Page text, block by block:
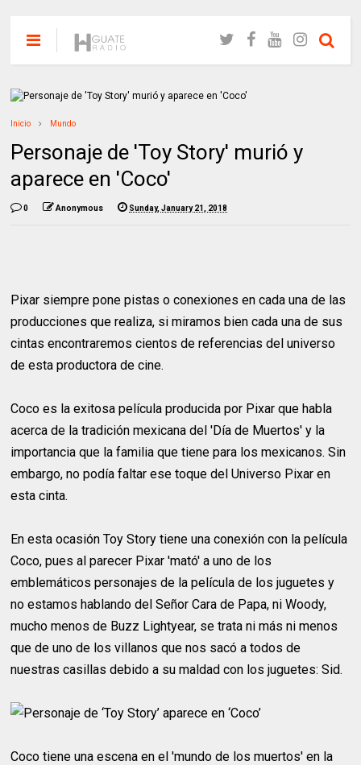
Inicio Mundo
Personaje de 'Toy Story' murió y
aparece en 'Coco'
0 Anonymous Sunday, January 21, 2018
Pixar siempre pone pistas o conexiones en cada una de las
producciones que realiza, si miramos bien cada una de sus
cintas encontraremos cientos de referencias del universo
de esta productora de cine.
Coco es la exitosa película producida por Pixar que habla
acerca de la tradición mexicana del 'Día de Muertos' y la
importancia que la familia que tiene para los mexicanos. Sin
embargo, no podía faltar ese toque del Universo Pixar en
esta cinta.
En esta ocasión Toy Story tiene una conexión con la película
Coco, pues al parecer Pixar 'mató' a uno de los
emblemáticos personajes de la película de los juguetes y
no estamos hablando del Señor Cara de Papa, ni Woody,
mucho menos de Buzz Lightyear, se trata ni más ni menos
que de uno de los villanos que nos sacó a todos de
nuestras casillas debido a su maldad con los juguetes: Sid.
Coco tiene una escena en el 'mundo de los muertos' en la